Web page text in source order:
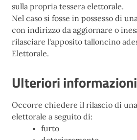
sulla propria tessera elettorale.
Nel caso si fosse in possesso di
con indirizzo da aggiornare o
rilasciare l'apposito talloncino
Elettorale.
Ulteriori informazioni
Occorre chiedere il rilascio di
elettorale a seguito di:
furto